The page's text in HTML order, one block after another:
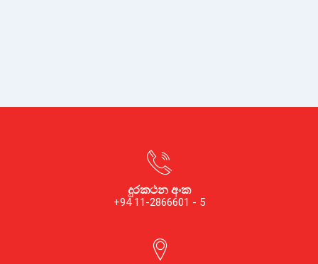
දුරකථන අංක
+94 11-2866601 - 5